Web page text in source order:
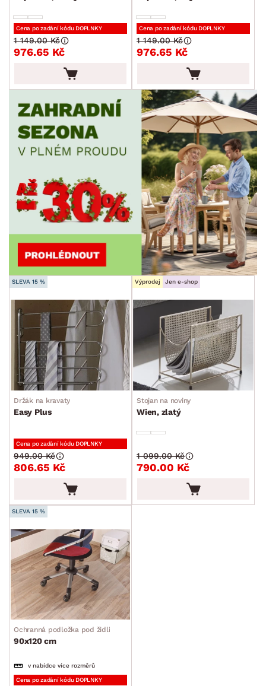
Cena po zadání kódu DOPLNKY
976.65 Kč
1 149.00 Kč
Cena po zadání kódu DOPLNKY
976.65 Kč
1 149.00 Kč
SLEVA 15 %
Držák na kravaty
Easy Plus
Cena po zadání kódu DOPLNKY
806.65 Kč
949.00 Kč
Výprodej Jen e-shop
Stojan na noviny
Wien, zlatý
790.00 Kč
1 099.00 Kč
SLEVA 15 %
Ochranná podložka pod židli
90x120 cm
v nabídce více rozměrů
Cena po zadání kódu DOPLNKY